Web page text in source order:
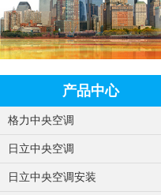
产品中心
格力中央空调
日立中央空调
日立中央空调安装